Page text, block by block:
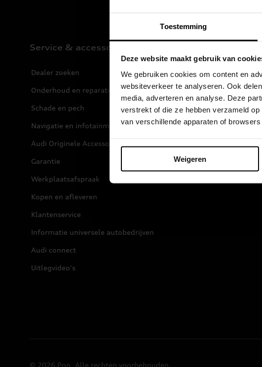
Toestemming
Deze website maakt gebruik van
We gebruiken cookies om content en
websiteverkeer te analyseren. Ook
media, adverteren en analyse. Deze
verstrekt of die ze hebben verzameld
van verschillende apparaten of
Weigeren
Service & accessoires
Dealer zoeken
Onderhoud en reparatie
Schade en pech
Navigatie en infotainment
Audi Originele Accessoires
Garantie
Werkplaatsafspraak
Kopen en afleveren
Klantenservice
Informatie universele autobedrijven
Audi connect
Uitlegvideo's
Stories
Beleef
Audi
Audi
© 2026 Pon. Alle rechten voorbehouden.